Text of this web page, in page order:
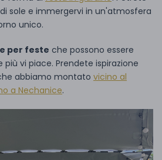
sole e immergervi in un'atmosfera
unico.
per feste che possono essere
vi piace. Prendete ispirazione
abbiamo montato vicino al
a Nechanice.